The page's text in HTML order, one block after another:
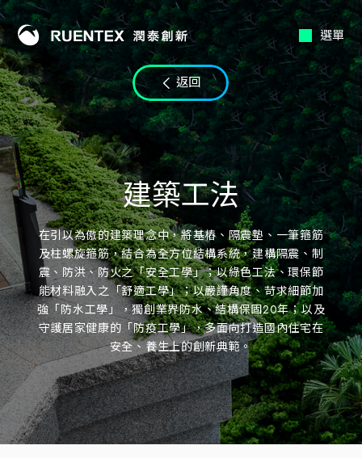
選單
返回
建築工法
在引以為傲的建築理念中，將基樁、隔震墊、一筆箍筋
及柱螺旋箍筋，結合為全方位結構系統，建構隔震、制
震、防洪、防火之「安全工學」；以綠色工法、環保節
能材料融入之「舒適工學」；以嚴謹角度、苛求細節加
強「防水工學」，獨創業界防水、結構保固20年；以及
守護居家健康的「防疫工學」，多面向打造國內住宅在
安全、養生上的創新典範。